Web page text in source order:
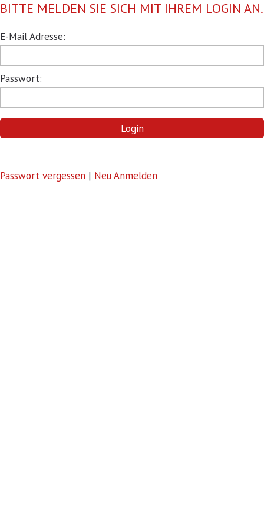
BITTE MELDEN SIE SICH MIT IHREM LOGIN AN.
Pflichtfeld
E-Mail Adresse:
Pflichtfeld
Passwort:
Login
Passwort vergessen | Neu Anmelden